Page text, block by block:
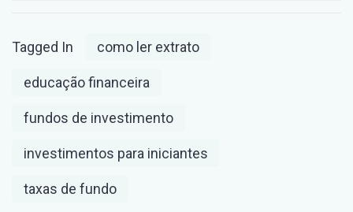
Tagged In como ler extrato
educação financeira
fundos de investimento
investimentos para iniciantes
taxas de fundo